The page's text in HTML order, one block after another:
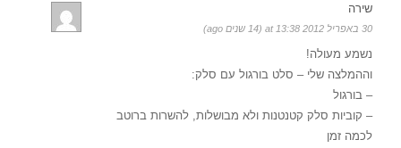
שירה
30 באפריל 2012 at 13:38 (14 שנים ago)
נשמע מעולה!
וההמלצה שלי – סלט בורגול עם סלק:
– בורגול
– קוביות סלק קטנטנות ולא מבושלות, להשרות ברוטב
לכמה זמן